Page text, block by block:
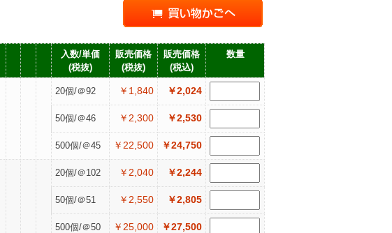
入数/単価
(税抜)
販売価格
(税抜)
販売価格
(税込)
数量
20個/＠92 ￥1,840 ￥2,024
50個/＠46 ￥2,300 ￥2,530
500個/＠45 ￥22,500 ￥24,750
20個/＠102 ￥2,040 ￥2,244
50個/＠51 ￥2,550 ￥2,805
500個/＠50 ￥25,000 ￥27,500